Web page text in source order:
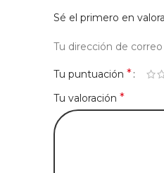
Sé el primero en
Tu dirección de
Tu puntuación *
Tu valoración *